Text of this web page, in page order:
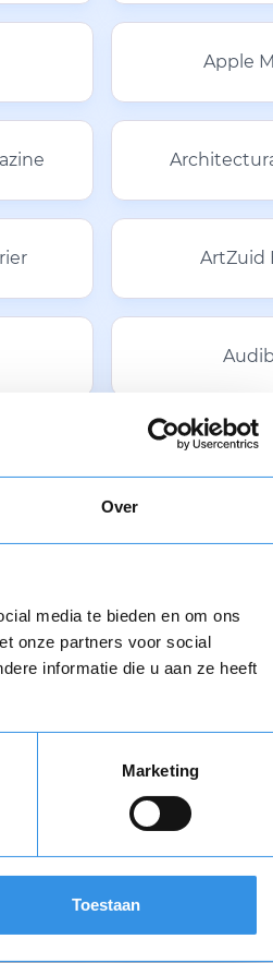
Over
media te bieden en om ons
onze partners voor social
informatie die u aan ze heeft
Marketing
Toestaan
Apple
ArtZuid
Automobiel
Baseball